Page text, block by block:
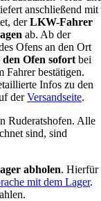
anschließend mit
derLKW-Fahrer
ab. Ab der
Ofens an den Ort
Ofen sofort bei
Fahrer bestätigen.
Infos zu den
derVersandseite.
Ruderatshofen. Alle
sind, sind
abholen. Hierfür
mit dem Lager.